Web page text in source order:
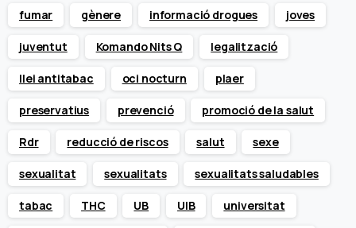
fumar gènere informació drogues joves
juventut Komando Nits Q legalització
llei antitabac oci nocturn plaer
preservatius prevenció promoció de la salut
Rdr reducció de riscos salut sexe
sexualitat sexualitats sexualitats saludables
tabac THC UB UIB universitat